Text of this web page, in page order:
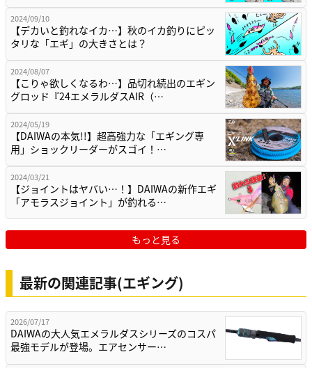
2024/09/10
【デカいと釣れなイカ…】秋のイカ釣りにピッ
タリな「エギ」の大きさとは？
2024/08/07
【こりゃ欲しくなるわ…】品切れ続出のエギン
グロッド『24エメラルダスAIR（…
2024/05/19
【DAIWAの本気!!】超高強力な「エギング専
用」ショックリーダーがスゴイ！…
2024/03/21
【ジョイントはヤバい…！】DAIWAの新作エギ
「アモラスジョイント」が釣れる…
もっと見る
最新の関連記事(エギング)
2026/07/17
DAIWAの大人気エメラルダスシリーズのコスパ
最強モデルが登場。エアセンサー…